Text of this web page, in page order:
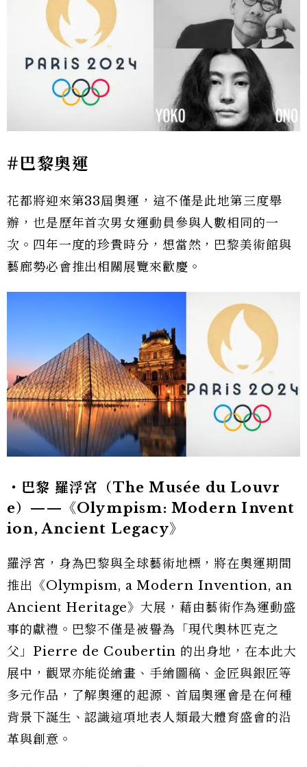
#巴黎奧運
花都將迎來第33屆奧運，這不僅是此地第三度舉
辦，也是歷年首次男女運動員參與人數相同的一
次。四年一度的珍貴時分，想當然，巴黎美術館與
藝廊勢必會推出相關展覽來歡慶。
・巴黎 羅浮宮（The Musée du Louvr
e）——《Olympism: Modern Invent
ion, Ancient Legacy》
羅浮宮，身為巴黎與全球藝術地標，將在奧運期間
推出《Olympism, a Modern Invention, an
Ancient Heritage》大展，藉由藝術作為運動盛
事的獻禮。巴黎不僅是被譽為「現代奧林匹克之
父」Pierre de Coubertin 的出身地，在本此大
展中，觀眾亦能從繪畫、手繪圖稿、金匠與銀匠等
多元作品，了解奧運的起源、首屆奧運會是在何種
背景下誕生、認識這項地表人類最大體育盛會的沿
革與創意。